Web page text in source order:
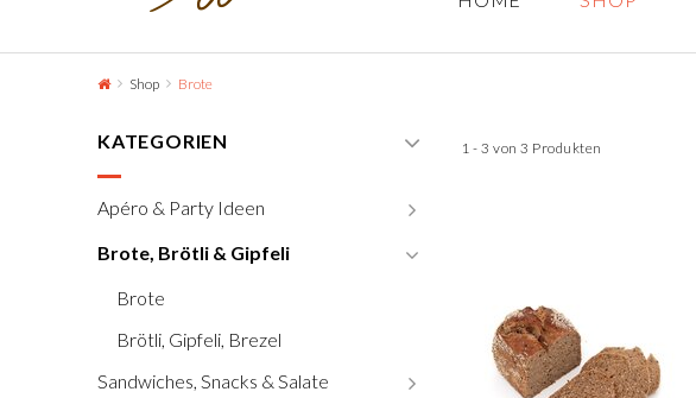
Shop Brote
KATEGORIEN
Apéro & Party Ideen
Brote, Brötli & Gipfeli
Brote
Brötli, Gipfeli, Brezel
Sandwiches, Snacks & Salate
1 - 3 von 3 Produkten